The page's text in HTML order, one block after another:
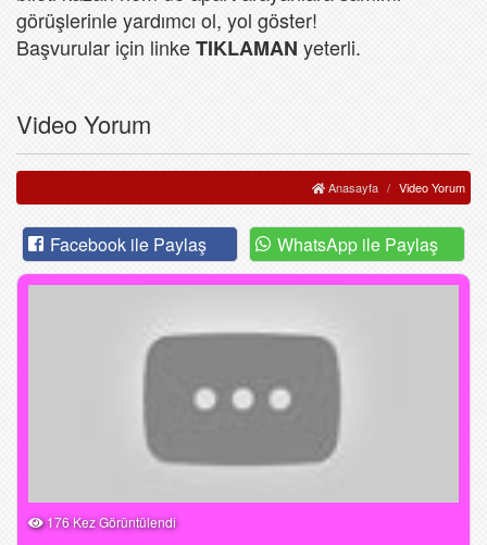
görüşlerinle yardımcı ol, yol göster!
Başvurular için linkeTIKLAMAN yeterli.
Video Yorum
Anasayfa Video Yorum
Facebook ile Paylaş WhatsApp ile Paylaş
176 Kez Görüntülendi